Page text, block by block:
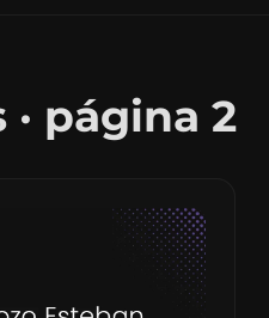
página 2